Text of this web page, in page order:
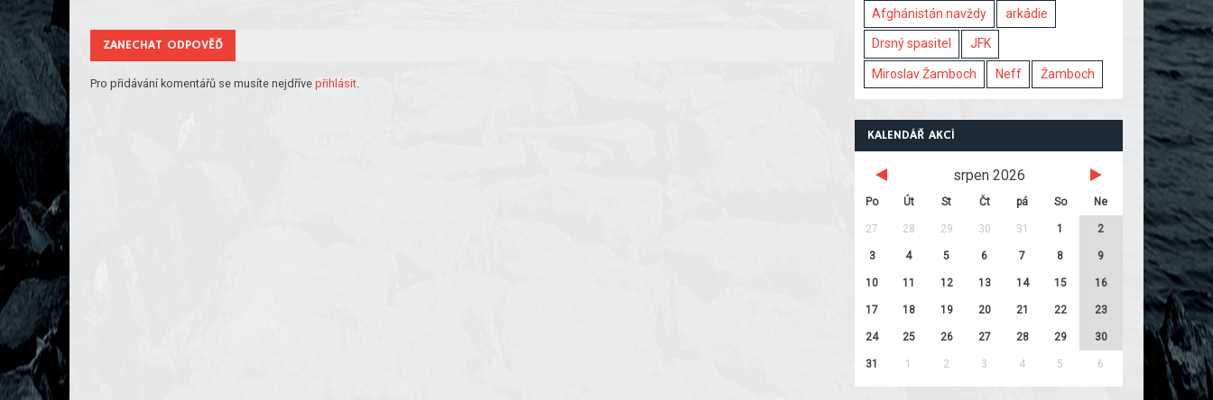
ZANECHAT ODPOVĚĎ
Pro přidávání komentářů se musíte nejdřívepřihlásit
Afghánistán navždy arkádie
Drsný spasitel JFK
Miroslav Žamboch Neff Žamboch
KALENDÁŘ AKCÍ
srpen 2026
Po Út St Čt pá So Ne
27 28 29 30 31 1 2
3 4 5 6 7 8 9
10 11 12 13 14 15 16
17 18 19 20 21 22 23
24 25 26 27 28 29 30
31 1 2 3 4 5 6